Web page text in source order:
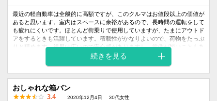
最近の軽自動車は全般的に高額ですが、このクルマはお値段以上の価値が
あると思います。室内はスペースに余裕があるので、長時間の運転をして
も疲れにくいです。ほとんど街乗りで使用していますが、たまにアウトド
アをするときも活躍しています。積載性がかなりよいので、荷物をたっぷ
りと積めます。視界は広いので安心感がありますし、前側が短いこともあ
って障害物を発見するときも楽です。運動性能に関しては軽自動車という
感じで、パワーと加速不足を感じますね。
デザイン
デザイン
続きを見る
おしゃれな箱バン
3.4 2020年12月4日 30代女性